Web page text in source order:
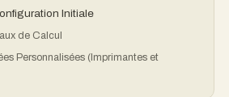
Initiale
de Calcul
Personnalisées (Imprimantes et